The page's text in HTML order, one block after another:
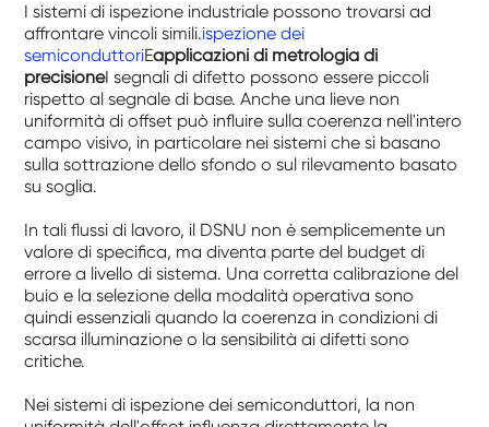
I sistemi di ispezione industriale possono trovarsi ad
affrontare vincoli simili.ispezione dei
semiconduttoriEapplicazioni di metrologia di
precisioneI segnali di difetto possono essere piccoli
rispetto al segnale di base. Anche una lieve non
uniformità di offset può influire sulla coerenza nell'intero
campo visivo, in particolare nei sistemi che si basano
sulla sottrazione dello sfondo o sul rilevamento basato
su soglia.
In tali flussi di lavoro, il DSNU non è semplicemente un
valore di specifica, ma diventa parte del budget di
errore a livello di sistema. Una corretta calibrazione del
buio e la selezione della modalità operativa sono
quindi essenziali quando la coerenza in condizioni di
scarsa illuminazione o la sensibilità ai difetti sono
critiche.
Nei sistemi di ispezione dei semiconduttori, la non